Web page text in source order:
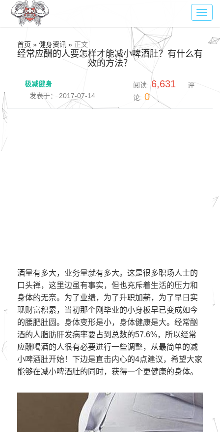
首页 » 健身资讯 » 正文
经常应酬的人要怎样才能减小啤酒肚？有什么有
效的方法？
极减健身
发表于： 2017-07-14
阅读: 6,631
评
论: 0
酒量有多大，业务量就有多大。这是很多职场人士的
口头禅，这里边虽有事实，但也充斥着生活的压力和
身体的无奈。为了业绩，为了升职加薪，为了早日实
现财富积累，当初那个刚毕业的小身板早已变成如今
的腰肥肚圆。身体变形是小，身体健康是大。经常酗
酒的人脂肪肝发病率要占到总数的57.6%，所以经常
应酬喝酒的人很有必要进行一些调整，从最简单的减
小啤酒肚开始！下边是直击内心的4点建议，希望大家
能够在减小啤酒肚的同时，获得一个更健康的身体。